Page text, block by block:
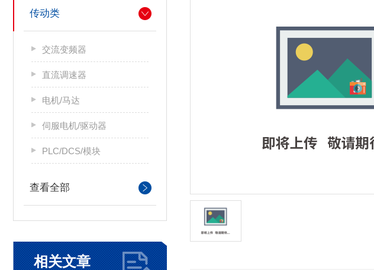
传动类
交流变频器
直流调速器
电机/马达
伺服电机/驱动器
PLC/DCS/模块
查看全部
相关文章